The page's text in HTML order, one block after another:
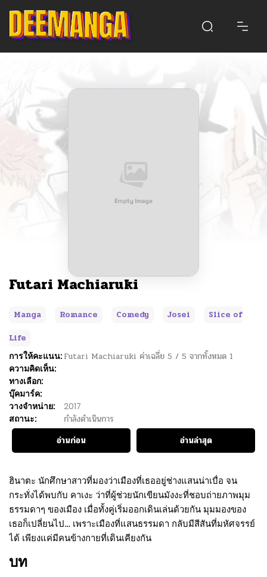
Futari Machiaruki
Manga Romance Comedy Josei
Slice of
Life
การให้คะแนน: Futari Machiaruki ค่าเฉลี่ย 5 / 5 จากทั้งหมด 1
ความคิดเห็น:
ทางเลือก:
บุ๊คมาร์ค:
วางจำหน่าย:
2017
สถานะ:
กำลังดำเนินการ
อ่านก่อน
อ่านล่าสุด
ฮินาตะ นักศึกษาสาวที่มองว่าเมืองที่เธออยู่ช่างแสนน่าเบื่อ จน
กระทั่งได้พบกับ คาเงะ ว่าที่ผู้ช่วยนักเขียนมังงะที่ชอบถ่ายภาพมุม
ธรรมดาๆ ของเมือง เมื่อทั้งคู่เริ่มออกเดินเล่นด้วยกัน มุมมองของ
เธอก็เปลี่ยนไป… เพราะเมืองที่แสนธรรมดา กลับมีสีสันที่มหัศจรรย์
ได้ เพียงแค่มีคนข้างกายที่เดินเคียงกัน
บท